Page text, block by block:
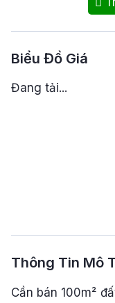
Biểu Đồ Giá
Đang tải...
Thông Tin Mô
Cần bán 100m²